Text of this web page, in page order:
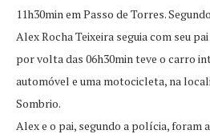
11h30min em Passo de Torres.
Alex Rocha Teixeira seguia com seu
por volta das 06h30min teve o carro
automóvel e uma motocicleta, na
Sombrio.
Alex e o pai, segundo a polícia, foram